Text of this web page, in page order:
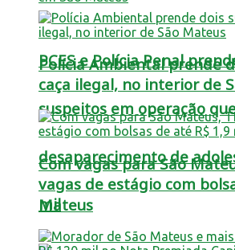
PCES e Polícia Penal
suspeitos em operação
desaparecimento de
Mateus
Polícia Ambiental prende
caça ilegal, no interior de
Com vagas para São
vagas de estágio com
mil